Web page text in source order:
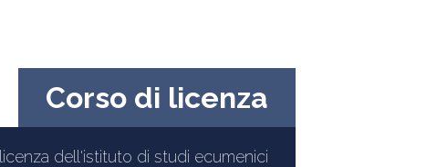
Corso di licenza
dell'istituto di studi ecumenici